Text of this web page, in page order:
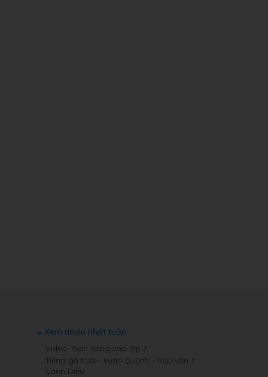
Xem nhiều nhất tuần
Video Toán nâng cao lớp 7
Tiếng gà trưa - Xuân Quỳnh - Ngữ văn 7
Cánh Diều